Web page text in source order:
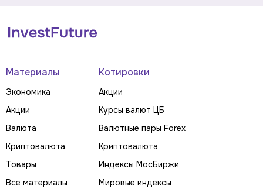
Материалы
Экономика
Акции
Валюта
Криптовалюта
Товары
Все материалы
Котировки
Акции
Курсы валют ЦБ
Валютные пары Forex
Криптовалюта
Индексы МосБиржи
Мировые индексы